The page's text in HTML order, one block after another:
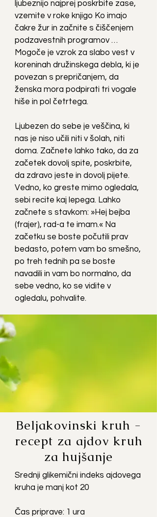
ljubeznijo najprej poskrbite zase,
vzemite v roke knjigo Ko imajo
čakre žur in začnite s čiščenjem
podzavestnih programov …
Mogoče je vzrok za slabo vest v
koreninah družinskega debla, ki je
povezan s prepričanjem, da
ženska mora podpirati tri vogale
hiše in pol četrtega.
Ljubezen do sebe je veščina, ki
nas je niso učili niti v šolah, niti
doma. Začnete lahko tako, da za
začetek dovolj spite, poskrbite,
da zdravo jeste in dovolj pijete.
Vedno, ko greste mimo ogledala,
sebi recite kaj lepega. Lahko
začnete s stavkom: »Hej bejba
(frajer), rad-a te imam.« Na
začetku se boste počutili prav
bedasto, potem vam bo smešno,
po treh tednih pa se boste
navadili in vam bo normalno, da
sebe vedno, ko se vidite v
ogledalu, pohvalite.
Beljakovinski kruh -
recept za ajdov kruh
za hujšanje
Srednji glikemični indeks ajdovega
kruha je manj kot 20
Čas priprave: 1 ura